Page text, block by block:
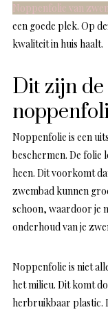
Noppenfolie van
een goede plek. Op
kwaliteit in huis haalt.
Dit zijn
Noppenfolie is een
beschermen. De
heen. Dit voorkomt
zwembad kunnen
schoon, waardoor je
onderhoud van je
Noppenfolie is niet
het milieu. Dit komt
herbruikbaar plastic.